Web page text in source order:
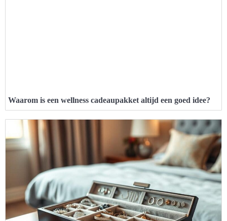
Waarom is een wellness cadeaupakket altijd een goed idee?